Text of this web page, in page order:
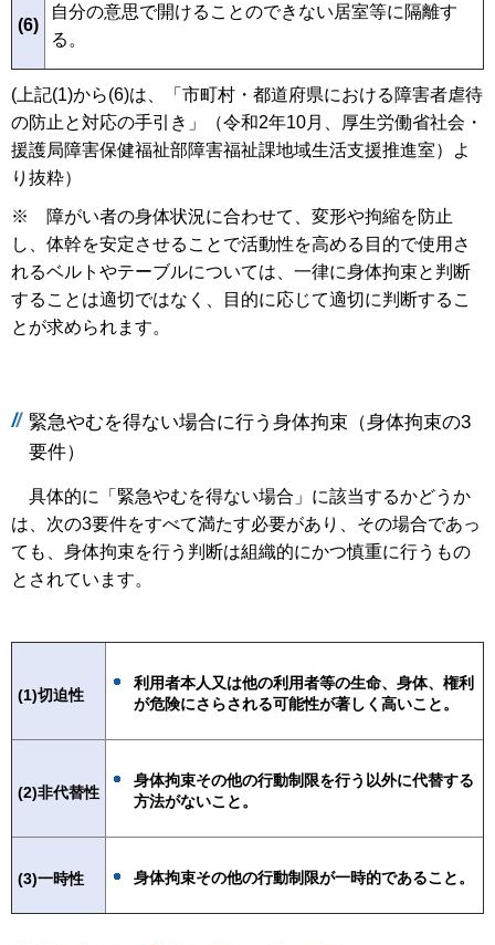
(6)
自分の意思で開けることのできない居室等に隔離す
る。
(上記(1)から(6)は、「市町村・都道府県における障害者虐待
の防止と対応の手引き」（令和2年10月、厚生労働省社会・
援護局障害保健福祉部障害福祉課地域生活支援推進室）よ
り抜粋）
※ 障がい者の身体状況に合わせて、変形や拘縮を防止
し、体幹を安定させることで活動性を高める目的で使用さ
れるベルトやテーブルについては、一律に身体拘束と判断
することは適切ではなく、目的に応じて適切に判断するこ
とが求められます。
緊急やむを得ない場合に行う身体拘束（身体拘束の3
要件）
具体的に「緊急やむを得ない場合」に該当するかどうか
は、次の3要件をすべて満たす必要があり、その場合であっ
ても、身体拘束を行う判断は組織的にかつ慎重に行うもの
とされています。
(1)切迫性
利用者本人又は他の利用者等の生命、身体、権利
が危険にさらされる可能性が著しく高いこと。
(2)非代替性
身体拘束その他の行動制限を行う以外に代替する
方法がないこと。
(3)一時性 身体拘束その他の行動制限が一時的であること。